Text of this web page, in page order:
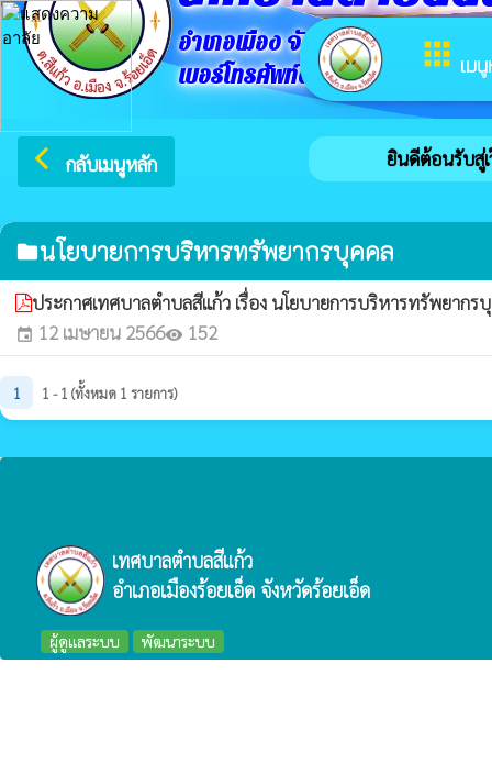
apps เม
อำเภอเมือง จังหวัดร้อยเอ็ด
เบอร์โทรศัพท์ติดต่อ 043654722
arrow_back_ios กลับเมนูหลัก ยินดีต้อนรับสู่เ
folderนโยบายการบริหารทรัพยากรบุคคล
ประกาศเทศบาลตำบลสีแก้ว เรื่อง นโยบายการบริหารทรัพยาก
event 12 เมษายน 2566visibility 152
1 1 - 1 (ทั้งหมด 1 รายการ)
เทศบาลตำบลสีแก้ว
อำเภอเมืองร้อยเอ็ด จังหวัดร้อยเอ็ด
ผู้ดูแลระบบ พัฒนาระบบ